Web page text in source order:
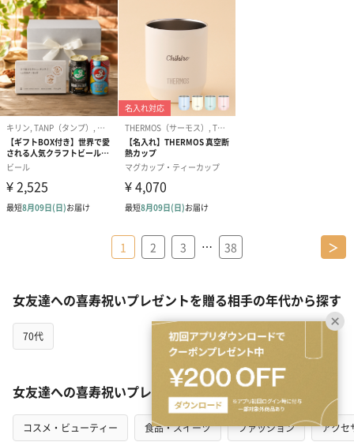
1 2 3 … 38 ＞
女友達への喜寿祝いプレゼントを贈る相手の年代から探す
70代
女友達への喜寿祝いプレゼントをカテゴリから探す
コスメ・ビューティー 食品・スイーツ ファッション アクセ